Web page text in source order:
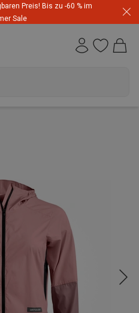
Preis! Bis zu -60 % im
Sale